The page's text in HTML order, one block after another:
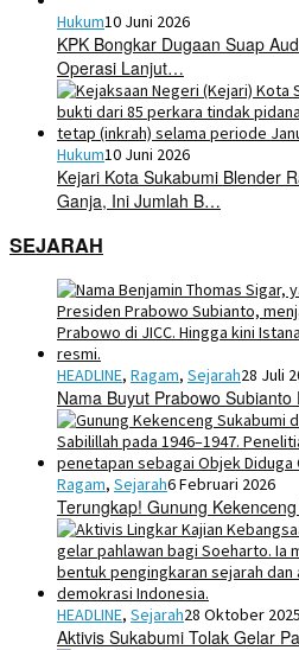
Hukum10 Juni 2026
KPK Bongkar Dugaan Suap
Operasi Lanjut…
Hukum10 Juni 2026
Kejari Kota Sukabumi Blender
Ganja, Ini Jumlah B…
SEJARAH
HEADLINE, Ragam, Sejarah28 Juli
Nama Buyut Prabowo
Ragam, Sejarah6 Februari 2026
Terungkap! Gunung
HEADLINE, Sejarah28 Oktober 2025
Aktivis Sukabumi Tolak Gelar